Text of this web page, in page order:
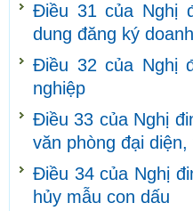
Điều 31 của Nghị
dung đăng ký
Điều 32 của Nghị
nghiệp
Điều 33 của Nghị
văn phòng đại
Điều 34 của Nghị
hủy mẫu con dấu